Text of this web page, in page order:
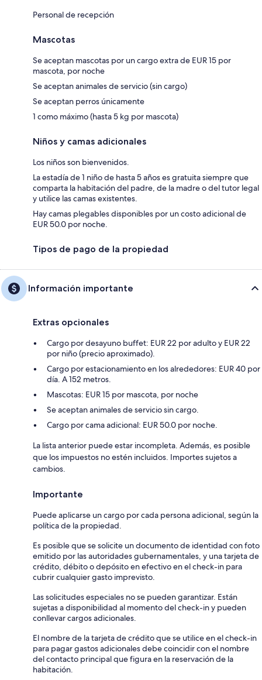
Personal de recepción
Mascotas
Se aceptan mascotas por un cargo extra de EUR 15 por
mascota, por noche
Se aceptan animales de servicio (sin cargo)
Se aceptan perros únicamente
1 como máximo (hasta 5 kg por mascota)
Niños y camas adicionales
Los niños son bienvenidos.
La estadía de 1 niño de hasta 5 años es gratuita siempre que
comparta la habitación del padre, de la madre o del tutor legal
y utilice las camas existentes.
Hay camas plegables disponibles por un costo adicional de
EUR 50.0 por noche.
Tipos de pago de la propiedad
Información importante
Extras opcionales
Cargo por desayuno buffet: EUR 22 por adulto y EUR 22
por niño (precio aproximado).
Cargo por estacionamiento en los alrededores: EUR 40 por
día. A 152 metros.
Mascotas: EUR 15 por mascota, por noche
Se aceptan animales de servicio sin cargo.
Cargo por cama adicional: EUR 50.0 por noche.
La lista anterior puede estar incompleta. Además, es posible
que los impuestos no estén incluidos. Importes sujetos a
cambios.
Importante
Puede aplicarse un cargo por cada persona adicional, según la
política de la propiedad.
Es posible que se solicite un documento de identidad con foto
emitido por las autoridades gubernamentales, y una tarjeta de
crédito, débito o depósito en efectivo en el check-in para
cubrir cualquier gasto imprevisto.
Las solicitudes especiales no se pueden garantizar. Están
sujetas a disponibilidad al momento del check-in y pueden
conllevar cargos adicionales.
El nombre de la tarjeta de crédito que se utilice en el check-in
para pagar gastos adicionales debe coincidir con el nombre
del contacto principal que figura en la reservación de la
habitación.